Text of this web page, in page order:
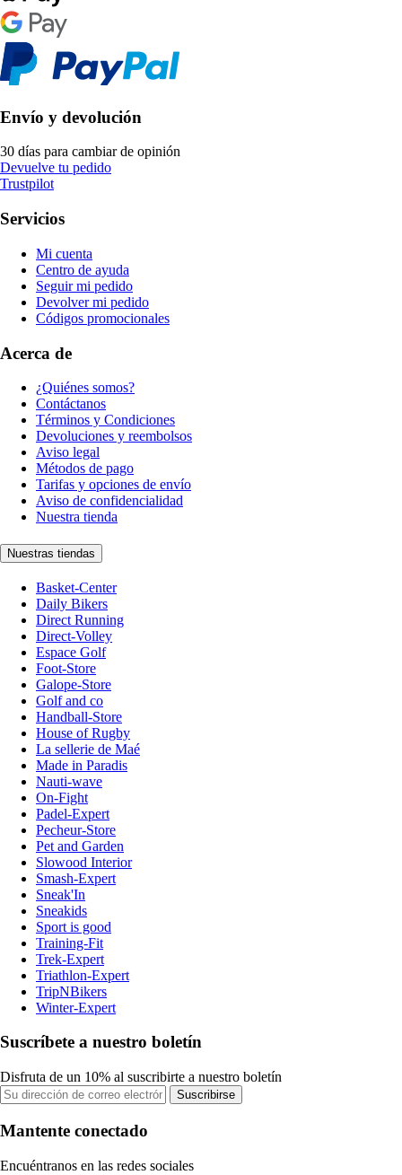
Envío y devolución
30 días para cambiar de opinión
Devuelve tu pedido
Trustpilot
Servicios
Mi cuenta
Centro de ayuda
Seguir mi pedido
Devolver mi pedido
Códigos promocionales
Acerca de
¿Quiénes somos?
Contáctanos
Términos y Condiciones
Devoluciones y reembolsos
Aviso legal
Métodos de pago
Tarifas y opciones de envío
Aviso de confidencialidad
Nuestra tienda
Nuestras tiendas
Basket-Center
Daily Bikers
Direct Running
Direct-Volley
Espace Golf
Foot-Store
Galope-Store
Golf and co
Handball-Store
House of Rugby
La sellerie de Maé
Made in Paradis
Nauti-wave
On-Fight
Padel-Expert
Pecheur-Store
Pet and Garden
Slowood Interior
Smash-Expert
Sneak'In
Sneakids
Sport is good
Training-Fit
Trek-Expert
Triathlon-Expert
TripNBikers
Winter-Expert
Suscríbete a nuestro boletín
Disfruta de un 10% al suscribirte a nuestro boletín
Suscribirse
Mantente conectado
Encuéntranos en las redes sociales